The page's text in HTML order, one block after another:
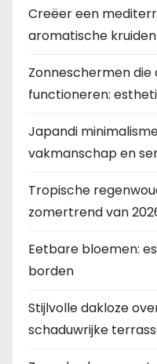
Creëer een
aromatische kruiden
Zonneschermen
functioneren:
Japandi
vakmanschap en
Tropische
zomertrend van
Eetbare bloemen:
borden
Stijlvolle dakloze
schaduwrijke